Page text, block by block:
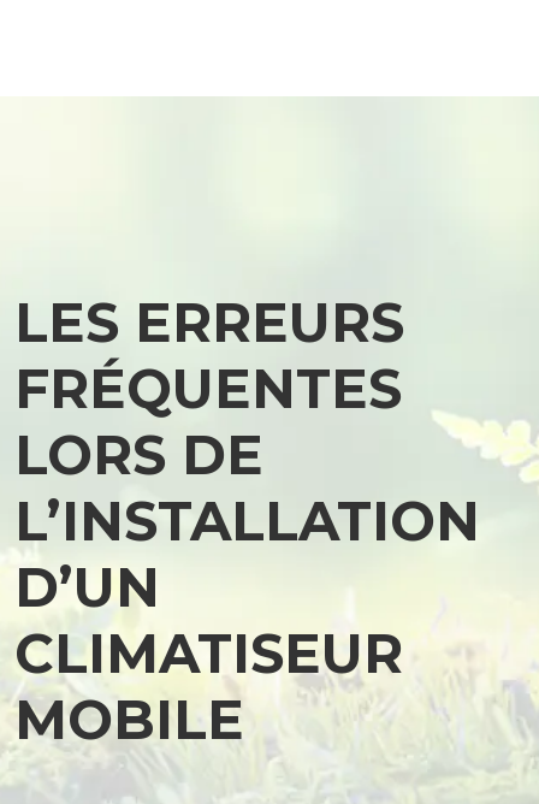
LES ERREURS
FRÉQUENTES
LORS DE
L’INSTALLATION
D’UN
CLIMATISEUR
MOBILE